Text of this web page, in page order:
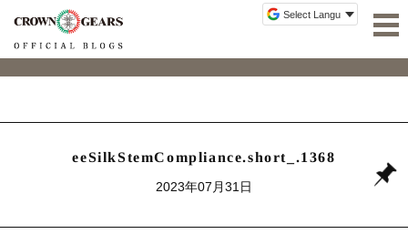
eeSilkStemCompliance.short_.1368
2023年07月31日